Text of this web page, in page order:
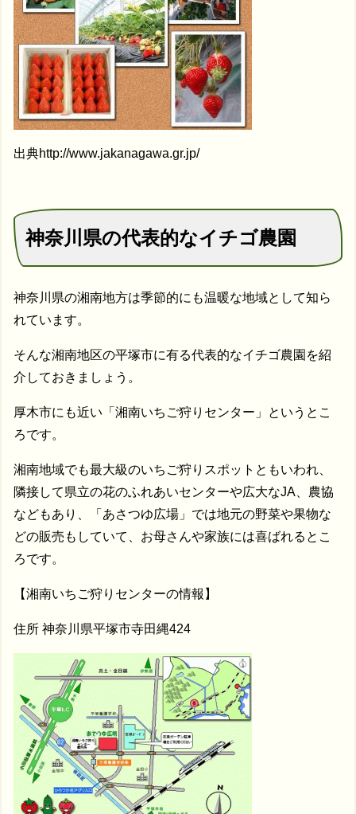
出典http://www.jakanagawa.gr.jp/
神奈川県の代表的なイチゴ農園
神奈川県の湘南地方は季節的にも温暖な地域として知ら
れています。
そんな湘南地区の平塚市に有る代表的なイチゴ農園を紹
介しておきましょう。
厚木市にも近い「湘南いちご狩りセンター」というとこ
ろです。
湘南地域でも最大級のいちご狩りスポットともいわれ、
隣接して県立の花のふれあいセンターや広大なJA、農協
などもあり、「あさつゆ広場」では地元の野菜や果物な
どの販売もしていて、お母さんや家族には喜ばれるとこ
ろです。
【湘南いちご狩りセンターの情報】
住所 神奈川県平塚市寺田縄424